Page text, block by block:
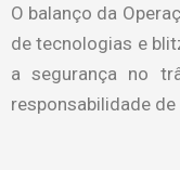
O balanço da
de tecnologias e
a segurança no
responsabilidade